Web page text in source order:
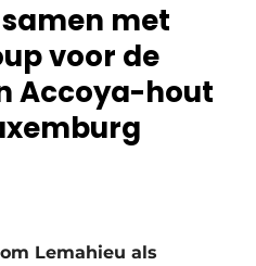
met
voor de
Accoya-hout
Lemahieu als